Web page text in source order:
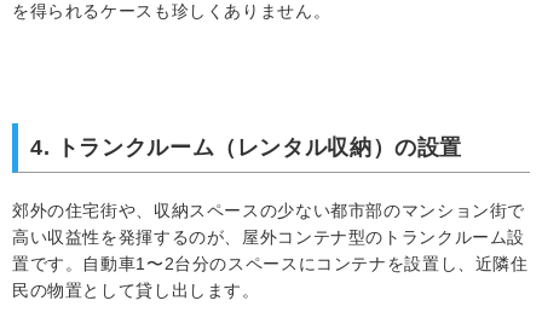
を得られるケースも珍しくありません。
4. トランクルーム（レンタル収納）の設置
郊外の住宅街や、収納スペースの少ない都市部のマンション街で
高い収益性を発揮するのが、屋外コンテナ型のトランクルーム設
置です。自動車1〜2台分のスペースにコンテナを設置し、近隣住
民の物置として貸し出します。